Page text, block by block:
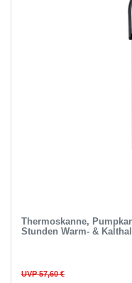
Thermoskanne,
Stunden Warm- &
UVP 57,60 €